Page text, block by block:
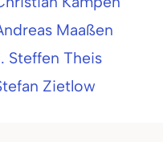
Maaßen
Steffen Theis
Zietlow